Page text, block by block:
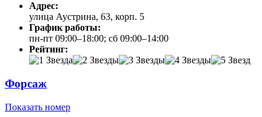
Адрес:
улица Аустрина, 63, корп. 5
График работы:
пн-пт 09:00–18:00; сб 09:00–14:00
Рейтинг:
Форсаж
Показать номер